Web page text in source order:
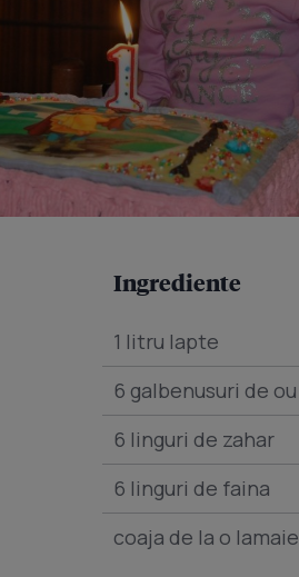
Ingrediente
1 litru lapte
6 galbenusuri de ou
6 linguri de zahar
6 linguri de faina
coaja de la o lamaie